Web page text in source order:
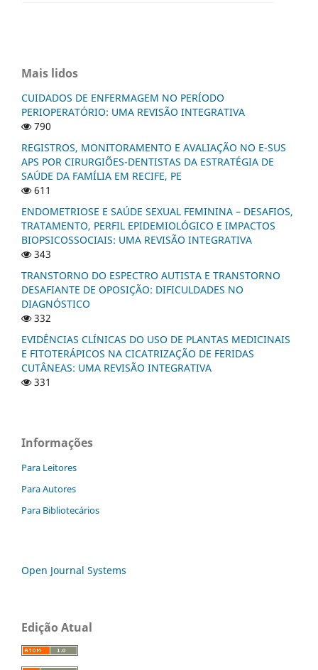
Mais lidos
CUIDADOS DE ENFERMAGEM NO PERÍODO
PERIOPERATÓRIO: UMA REVISÃO INTEGRATIVA
790
REGISTROS, MONITORAMENTO E AVALIAÇÃO NO E-SUS
APS POR CIRURGIÕES-DENTISTAS DA ESTRATÉGIA DE
SAÚDE DA FAMÍLIA EM RECIFE, PE
611
ENDOMETRIOSE E SAÚDE SEXUAL FEMININA – DESAFIOS,
TRATAMENTO, PERFIL EPIDEMIOLÓGICO E IMPACTOS
BIOPSICOSSOCIAIS: UMA REVISÃO INTEGRATIVA
343
TRANSTORNO DO ESPECTRO AUTISTA E TRANSTORNO
DESAFIANTE DE OPOSIÇÃO: DIFICULDADES NO
DIAGNÓSTICO
332
EVIDÊNCIAS CLÍNICAS DO USO DE PLANTAS MEDICINAIS
E FITOTERÁPICOS NA CICATRIZAÇÃO DE FERIDAS
CUTÂNEAS: UMA REVISÃO INTEGRATIVA
331
Informações
Para Leitores
Para Autores
Para Bibliotecários
Open Journal Systems
Edição Atual